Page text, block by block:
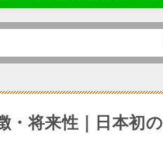
・将来性｜日本初の